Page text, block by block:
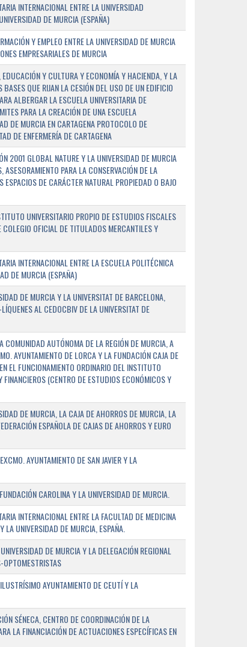
INTERNACIONAL ENTRE LA UNIVERSIDAD
DE MURCIA (ESPAÑA)
Y EMPLEO ENTRE LA UNIVERSIDAD DE MURCIA
EMPRESARIALES DE MURCIA
Y CULTURA Y ECONOMÍA Y HACIENDA, Y LA
QUE RIJAN LA CESIÓN DEL USO DE UN EDIFICIO
ALBERGAR LA ESCUELA UNIVERSITARIA DE
PARA LA CREACIÓN DE UNA ESCUELA
DE MURCIA EN CARTAGENA PROTOCOLO DE
DE ENFERMERÍA DE CARTAGENA
2001 GLOBAL NATURE Y LA UNIVERSIDAD DE MURCIA
PARA LA CONSERVACIÓN DE LA
DE CARÁCTER NATURAL PROPIEDAD O BAJO
UNIVERSITARIO PROPIO DE ESTUDIOS FISCALES
OFICIAL DE TITULADOS MERCANTILES Y
INTERNACIONAL ENTRE LA ESCUELA POLITÉCNICA
DE MURCIA (ESPAÑA)
DE MURCIA Y LA UNIVERSITAT DE BARCELONA,
AL CEDOCBIV DE LA UNIVERSITAT DE
COMUNIDAD AUTÓNOMA DE LA REGIÓN DE MURCIA, A
AYUNTAMIENTO DE LORCA Y LA FUNDACIÓN CAJA DE
EL FUNCIONAMIENTO ORDINARIO DEL INSTITUTO
(CENTRO DE ESTUDIOS ECONÓMICOS Y
DE MURCIA, LA CAJA DE AHORROS DE MURCIA, LA
ESPAÑOLA DE CAJAS DE AHORROS Y EURO
AYUNTAMIENTO DE SAN JAVIER Y LA
CAROLINA Y LA UNIVERSIDAD DE MURCIA.
INTERNACIONAL ENTRE LA FACULTAD DE MEDICINA
LA UNIVERSIDAD DE MURCIA, ESPAÑA.
DE MURCIA Y LA DELEGACIÓN REGIONAL
AYUNTAMIENTO DE CEUTÍ Y LA
SÉNECA, CENTRO DE COORDINACIÓN DE LA
LA FINANCIACIÓN DE ACTUACIONES ESPECÍFICAS EN